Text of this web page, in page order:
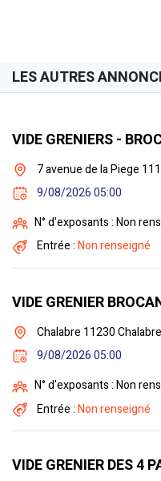
LES AUTRES
VIDE GRENIERS -
7 avenue de la Piege
9/08/2026 05:00
N° d'exposants : Non
Entrée :Non renseigné
VIDE GRENIER
Chalabre 11230
9/08/2026 05:00
N° d'exposants : Non
Entrée :Non renseigné
VIDE GRENIER DES 4